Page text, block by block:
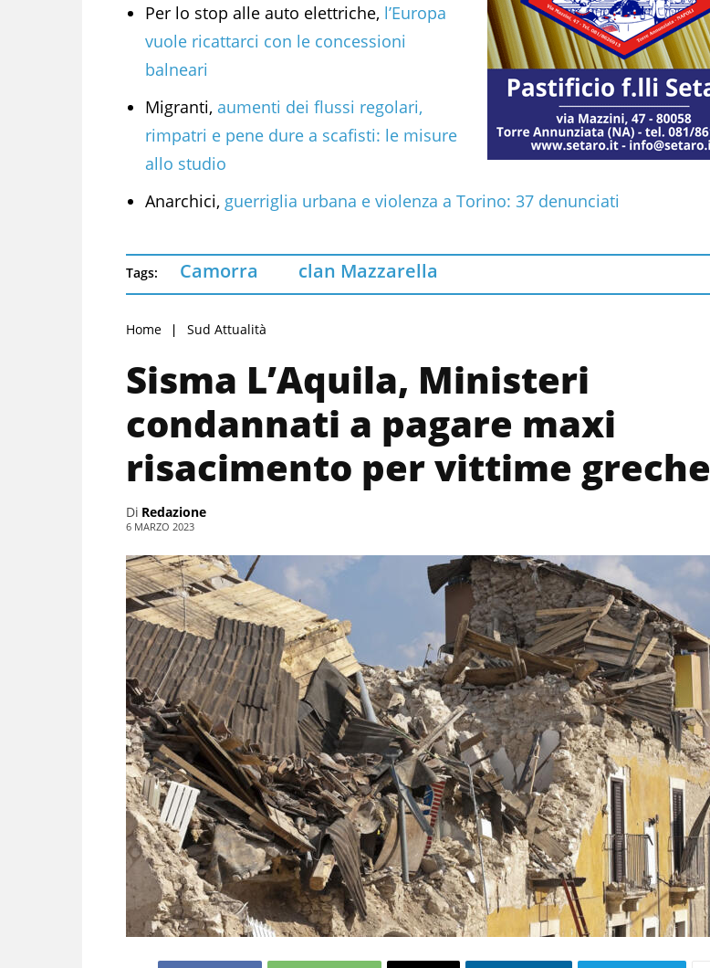
Per lo stop alle auto elettriche, l’Europa
vuole ricattarci con le concessioni
balneari
Migranti, aumenti dei flussi regolari,
rimpatri e pene dure a scafisti: le misure
allo studio
Anarchici, guerriglia urbana e violenza a Torino: 37 denunciati
Tags: Camorra clan Mazzarella
Home Sud Attualità
Sisma L’Aquila, Ministeri
condannati a pagare maxi
risacimento per vittime greche
Di Redazione
6 MARZO 2023